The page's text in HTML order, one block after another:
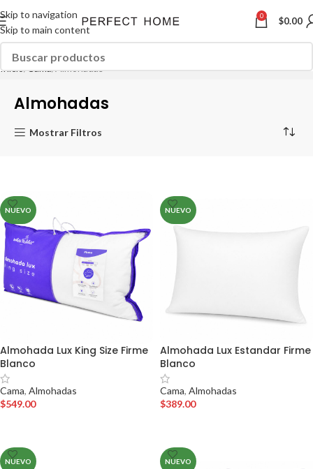
Skip to navigation
Skip to main content
0 $0.00
Inicio Cama Almohadas
Almohadas
Mostrar Filtros
NUEVO
Almohada Lux King Size Firme
Blanco
Cama, Almohadas
$549.00
NUEVO
Almohada Lux Estandar Firme
Blanco
Cama, Almohadas
$389.00
NUEVO NUEVO